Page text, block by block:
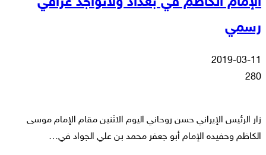
رسمي
2019-03-11
280
زار الرئيس الإيراني حسن روحاني اليوم الاثنين مقام الإمام موسى
الكاظم وحفيده الإمام أبو جعفر محمد بن علي الجواد في…